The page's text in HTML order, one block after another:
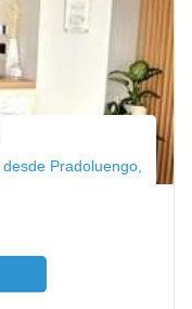
Pradoluengo,